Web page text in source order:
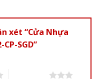
xét “Cửa Nhựa
SGD”